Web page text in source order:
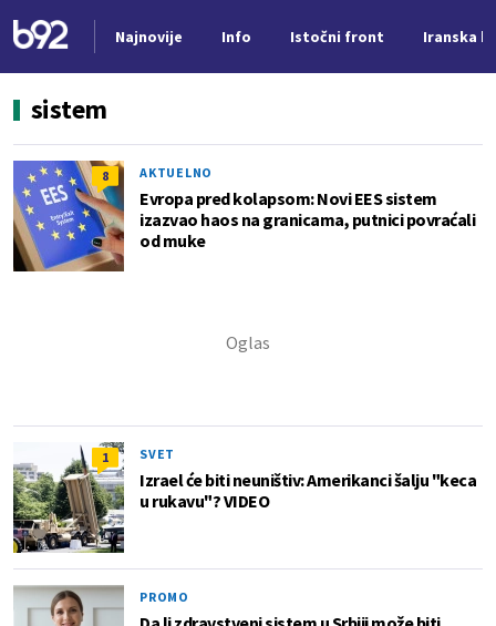
Najnovije Info Istočni front Iranska
sistem
8 AKTUELNO
Evropa pred kolapsom: Novi EES sistem
izazvao haos na granicama, putnici povraćali
od muke
1 SVET
Izrael će biti neuništiv: Amerikanci šalju "keca
u rukavu"? VIDEO
PROMO